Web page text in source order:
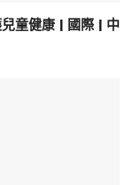
童健康 | 國際 | 中